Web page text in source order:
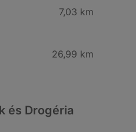
7,03 km
26,99 km
és Drogéria